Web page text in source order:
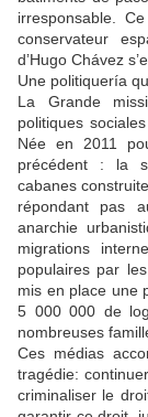
irresponsable.
conservateur
d’Hugo Chávez
Une politiquería
La Grande
politiques
Née en 2011
précédent : la
cabanes
répondant pas
anarchie
migrations
populaires par
mis en place une
5 000 000 de
nombreuses
Ces médias
tragédie:
criminaliser le